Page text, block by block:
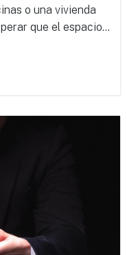
o una vivienda
que el espacio...